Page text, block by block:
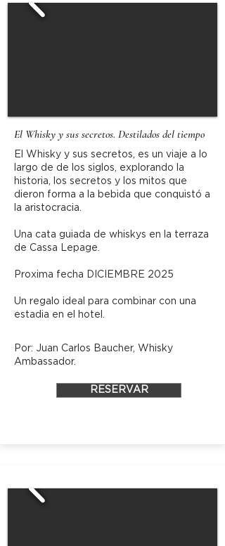
El Whisky y sus secretos. Destilados del tiempo
El Whisky y sus secretos, es un viaje a lo
largo de de los siglos, explorando la
historia, los secretos y los mitos que
dieron forma a la bebida que conquistó a
la aristocracia.
Una cata guiada de whiskys en la terraza
de Cassa Lepage.
Proxima fecha DICIEMBRE 2025
Un regalo ideal para combinar con una
estadia en el hotel.
Por: Juan Carlos Baucher, Whisky
Ambassador.
RESERVAR